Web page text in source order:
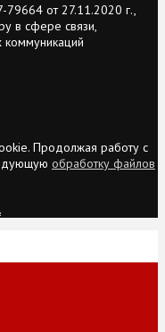
от 27.11.2020 г.,
в сфере связи,
Продолжая работу с
обработку файлов